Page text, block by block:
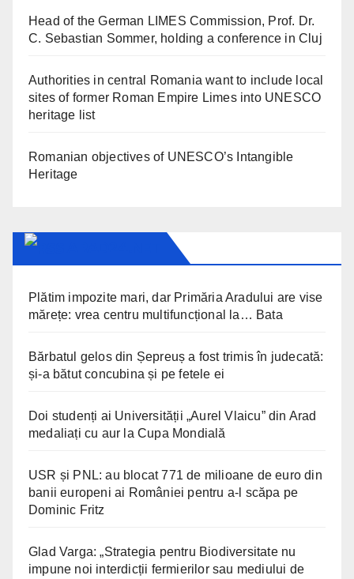
Head of the German LIMES Commission, Prof. Dr.
C. Sebastian Sommer, holding a conference in Cluj
Authorities in central Romania want to include local
sites of former Roman Empire Limes into UNESCO
heritage list
Romanian objectives of UNESCO’s Intangible
Heritage
Plătim impozite mari, dar Primăria Aradului are vise
mărețe: vrea centru multifuncțional la… Bata
Bărbatul gelos din Șepreuș a fost trimis în judecată:
și-a bătut concubina și pe fetele ei
Doi studenți ai Universității „Aurel Vlaicu” din Arad
medaliați cu aur la Cupa Mondială
USR și PNL: au blocat 771 de milioane de euro din
banii europeni ai României pentru a-l scăpa pe
Dominic Fritz
Glad Varga: „Strategia pentru Biodiversitate nu
impune noi interdicții fermierilor sau mediului de